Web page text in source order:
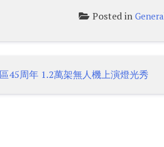
Posted in
45周年 1.2萬架無人機上演燈光秀